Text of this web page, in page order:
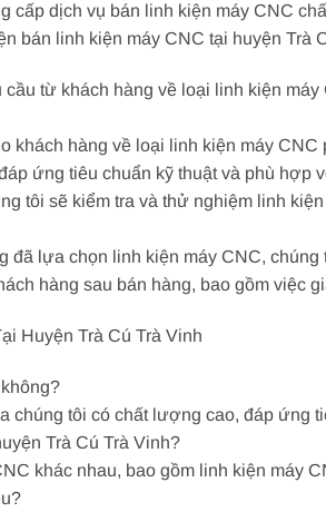
cấp dịch vụ bán linh kiện máy CNC
bán linh kiện máy CNC tại huyện Trà
từ khách hàng về loại linh kiện
khách hàng về loại linh kiện máy
ứng tiêu chuẩn kỹ thuật và phù hợp
tôi sẽ kiểm tra và thử nghiệm linh
đã lựa chọn linh kiện máy CNC,
hàng sau bán hàng, bao gồm việc
Huyện Trà Cú Trà Vinh
chúng tôi có chất lượng cao, đáp
Trà Cú Trà Vinh?
khác nhau, bao gồm linh kiện máy